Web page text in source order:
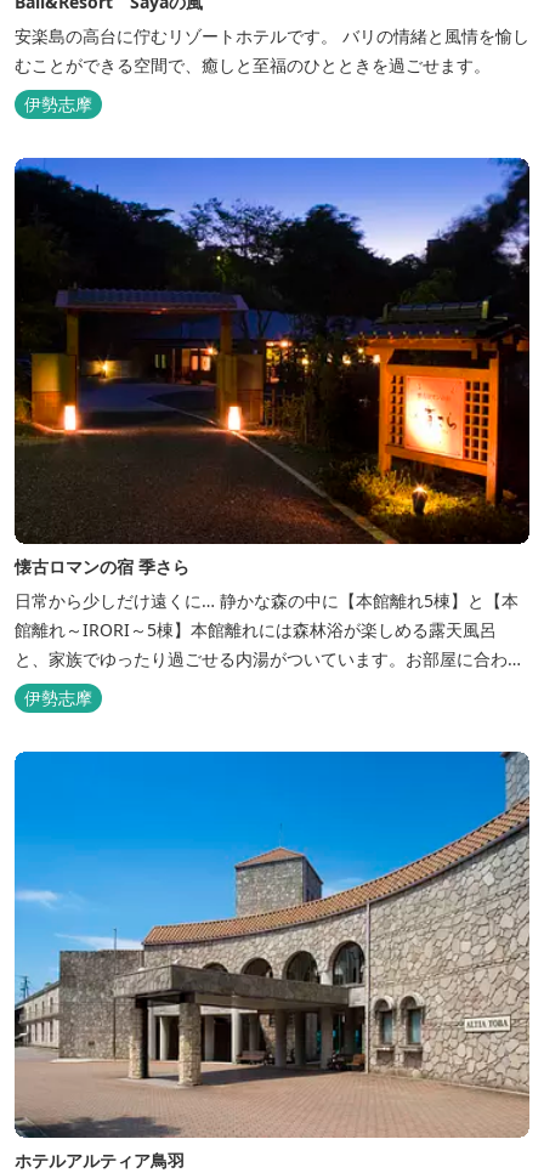
安楽島の高台に佇むリゾートホテルです。 バリの情緒と風情を愉し
むことができる空間で、癒しと至福のひとときを過ごせます。
伊勢志摩
懐古ロマンの宿 季さら
日常から少しだけ遠くに… 静かな森の中に【本館離れ5棟】と【本
館離れ～IRORI～5棟】本館離れには森林浴が楽しめる露天風呂
と、家族でゆったり過ごせる内湯がついています。お部屋に合わせ
た様々なプランがございます。
伊勢志摩
ホテルアルティア鳥羽